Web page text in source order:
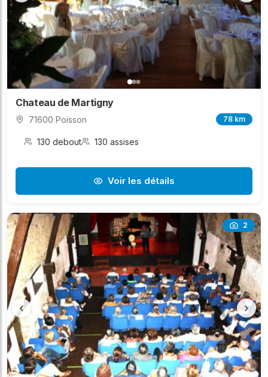
Chateau de Martigny
71600 Poisson 78 km
130 debout 130 assises
Voir les détails
2
‹ ›